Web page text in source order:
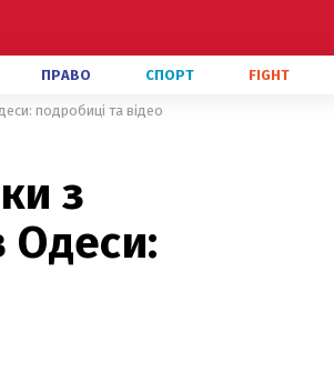
ПРАВО СПОРТ FIGHT
подробиці та відео
з
Одеси: